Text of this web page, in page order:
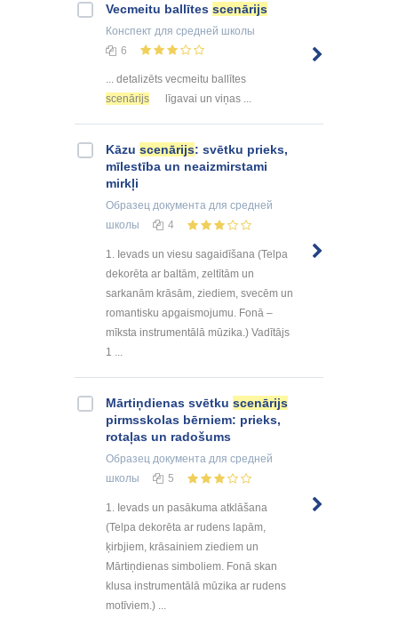
Vecmeitu ballītes scenārijs
Конспект для средней школы
6
... detalizēts vecmeitu ballītes
scenārijs
līgavai un viņas ...
Kāzu scenārijs: svētku prieks,
mīlestība un neaizmirstami
mirkļi
Образец документа для средней
школы
4
1. Ievads un viesu sagaidīšana (Telpa
dekorēta ar baltām, zeltītām un
sarkanām krāsām, ziediem, svecēm un
romantisku apgaismojumu. Fonā –
mīksta instrumentālā mūzika.) Vadītājs
1 ...
Mārtiņdienas svētku scenārijs
pirmsskolas bērniem: prieks,
rotaļas un radošums
Образец документа для средней
школы
5
1. Ievads un pasākuma atklāšana
(Telpa dekorēta ar rudens lapām,
ķirbjiem, krāsainiem ziediem un
Mārtiņdienas simboliem. Fonā skan
klusa instrumentālā mūzika ar rudens
motīviem.) ...